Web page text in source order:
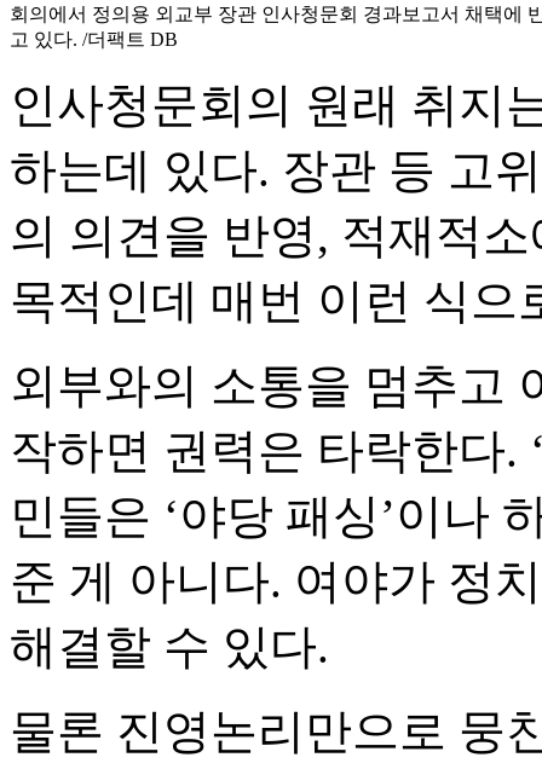
회의에서 정의용 외교부 장관 인사청문회 경과보고서 채택에
고 있다. /더팩트 DB
인사청문회의 원래 취지
하는데 있다. 장관 등 고
의 의견을 반영, 적재적
목적인데 매번 이런 식으
외부와의 소통을 멈추고
작하면 권력은 타락한다.
민들은 ‘야당 패싱’이나
준 게 아니다. 여야가 정
해결할 수 있다.
물론 진영논리만으로 뭉